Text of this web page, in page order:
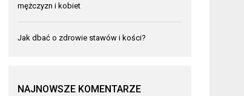
mężczyzn i kobiet
Jak dbać o zdrowie stawów i kości?
NAJNOWSZE KOMENTARZE